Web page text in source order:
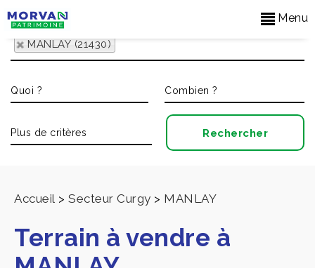
Menu
MANLAY (21430)
Accueil > Secteur Curgy > MANLAY
Terrain à vendre à